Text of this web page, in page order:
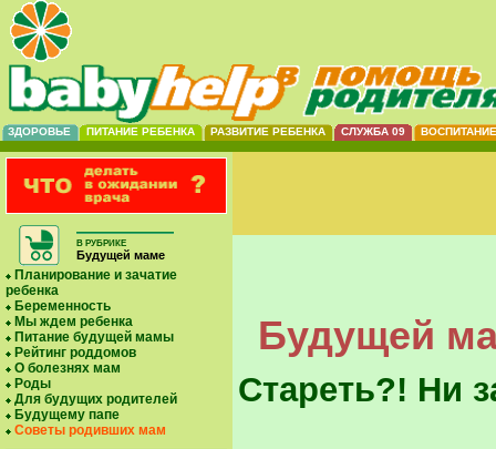
ЗДОРОВЬЕ ПИТАНИЕ РЕБЕНКА РАЗВИТИЕ РЕБЕНКА СЛУЖБА 09 ВОСПИТАНИЕ
В РУБРИКЕ
Будущей маме
Планирование и зачатие
ребенка
Беременность
Мы ждем ребенка
Питание будущей мамы
Рейтинг роддомов
О болезнях мам
Роды
Для будущих родителей
Будущему папе
Советы родивших мам
Будущей
Стареть?! Ни